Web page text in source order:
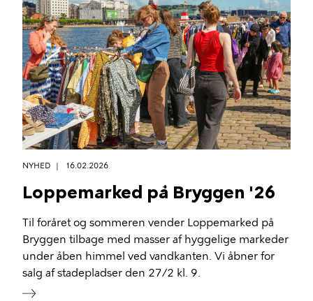
NYHED 16.02.2026
Loppemarked på Bryggen '26
Til foråret og sommeren vender Loppemarked på
Bryggen tilbage med masser af hyggelige markeder
under åben himmel ved vandkanten. Vi åbner for
salg af stadepladser den 27/2 kl. 9.